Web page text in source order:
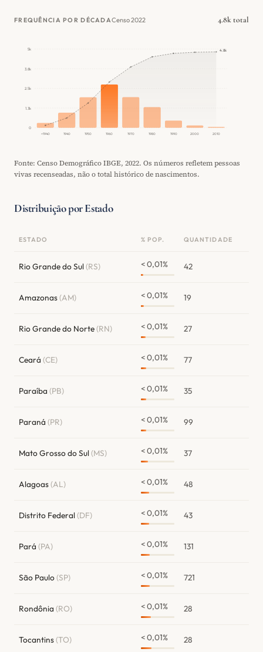
FREQUÊNCIA POR DÉCADACenso 2022 4.8k total
0
1.3k
2.5k
3.8k
5k
<1940 1940 1950 1960 1970 1980 1990 2000 2010
4.8k
Fonte: Censo Demográfico IBGE, 2022. Os números refletem pessoas
vivas recenseadas, não o total histórico de nascimentos.
Distribuição por Estado
ESTADO % POP. QUANTIDADE
Rio Grande do Sul(RS) < 0,01% 42
Amazonas(AM) < 0,01% 19
Rio Grande do Norte(RN) < 0,01% 27
Ceará (CE) < 0,01% 77
Paraíba (PB) < 0,01% 35
Paraná (PR) < 0,01% 99
Mato Grosso do Sul(MS) < 0,01% 37
Alagoas(AL) < 0,01% 48
Distrito Federal(DF) < 0,01% 43
Pará (PA) < 0,01% 131
São Paulo(SP) < 0,01% 721
Rondônia (RO) < 0,01% 28
Tocantins(TO) < 0,01% 28